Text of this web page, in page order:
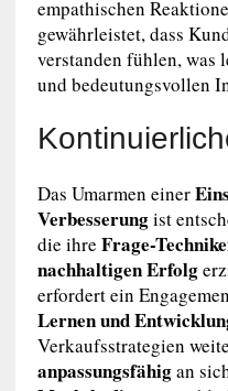
empathischen
gewährleistet, dass
verstanden fühlen,
und bedeutungsvollen
Das Umarmen einer
Verbesserungist
die ihre Frage-
nachhaltigen Erfolg
erfordert ein
Lernen und
Verkaufsstrategien
anpassungsfähigan